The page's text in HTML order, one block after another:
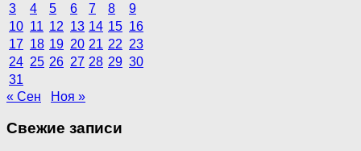
3
4 5 6 7 8
9
10 11 12 13 14 15 16
17 18 19 20 21 22 23
24 25 26 27 28 29 30
31
« Сен
Ноя »
Свежие записи